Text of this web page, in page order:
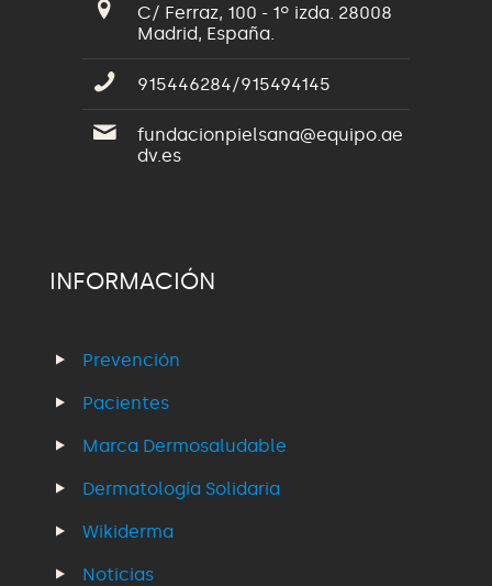
C/ Ferraz, 100 - 1º izda. 28008
Madrid, España.
915446284/915494145
fundacionpielsana@equipo.ae
dv.es
INFORMACIÓN
Prevención
Pacientes
Marca Dermosaludable
Dermatología Solidaria
Wikiderma
Noticias